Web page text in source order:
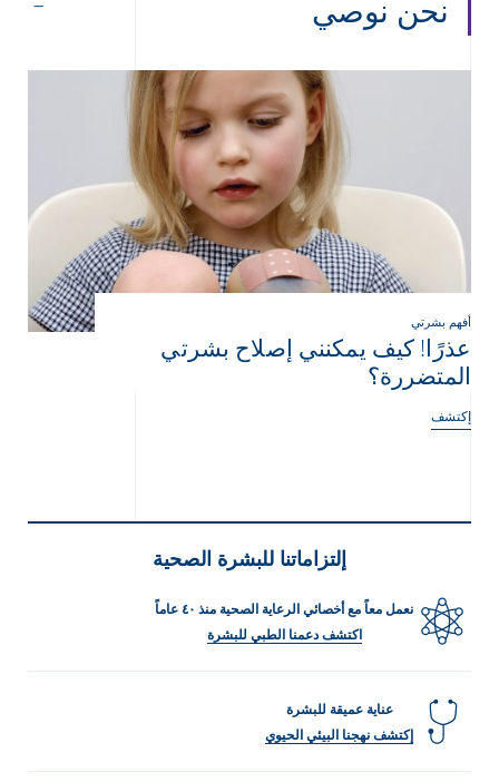
نحن نوصي
أفهم بشرتي
عذرًا! كيف يمكنني إصلاح بشرتي
المتضررة؟
إكتشف
إلتزاماتنا للبشرة الصحية
نعمل معاً مع أخصائي الرعاية الصحية منذ ٤٠ عاماً
اكتشف دعمنا الطبي للبشرة
عناية عميقة للبشرة
إكتشف نهجنا البيئي الحيوي